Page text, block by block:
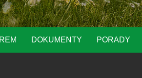
DOKUMENTY PORADY